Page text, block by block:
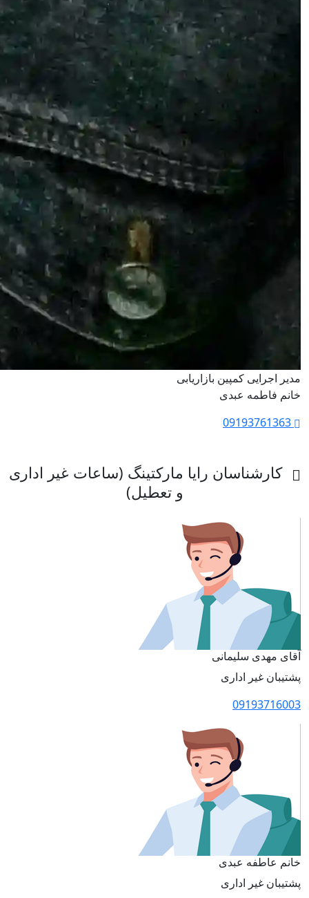
مدیر اجرایی کمپین بازاریابی
خانم فاطمه عبدی
کارشناسان رایا مارکتینگ (ساعات غیر اداری
و تعطیل)
آقای مهدی سلیمانی
پشتیبان غیر اداری
09193716003
خانم عاطفه عبدی
پشتیبان غیر اداری